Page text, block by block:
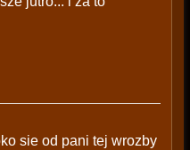
sie od pani tej wrozby